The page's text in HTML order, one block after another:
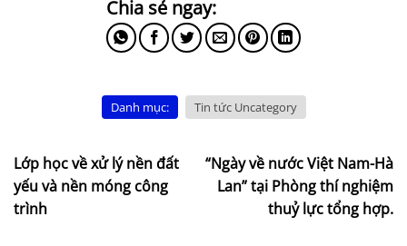
Danh mục: Tin tức Uncategory
Lớp học về xử lý nền đất
yếu và nền móng công
trình
“Ngày về nước Việt Nam-Hà
Lan” tại Phòng thí nghiệm
thuỷ lực tổng hợp.